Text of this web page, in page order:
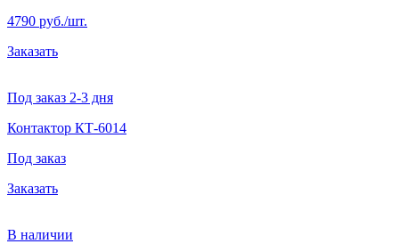
4790 руб./шт.
Заказать
Под заказ 2-3 дня
Контактор КТ-6014
Под заказ
Заказать
В наличии